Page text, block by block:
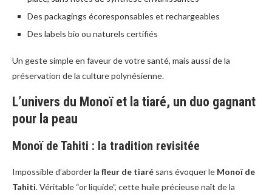
Des packagings écoresponsables et rechargeables
Des labels bio ou naturels certifiés
Un geste simple en faveur de votre santé, mais aussi de la
préservation de la culture polynésienne.
L’univers du Monoï et la tiaré, un duo gagnant
pour la peau
Monoï de Tahiti : la tradition revisitée
Impossible d’aborder la fleur de tiaré sans évoquer le Monoï de
Tahiti. Véritable “or liquide”, cette huile précieuse naît de la